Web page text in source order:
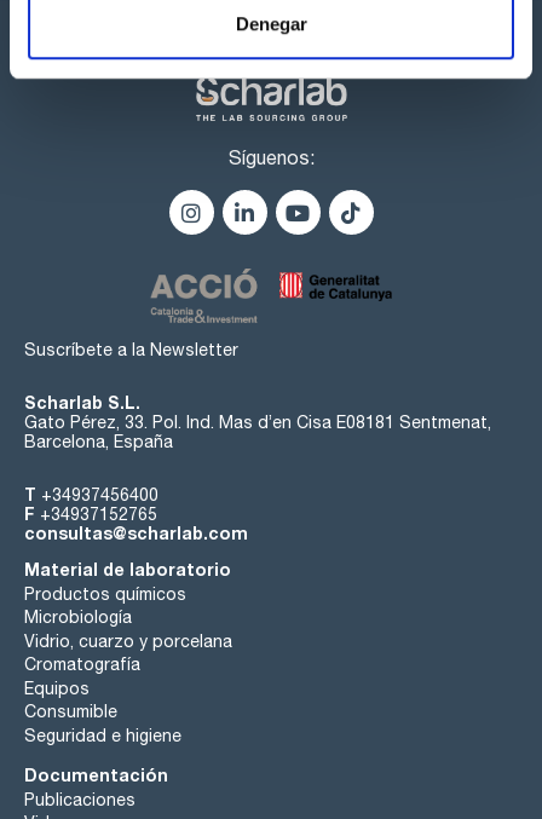
Denegar
Síguenos:
Suscríbete a la Newsletter
Scharlab S.L.
Gato Pérez, 33. Pol. Ind. Mas d’en Cisa E08181 Sentmenat,
Barcelona, España
T +34937456400
F +34937152765
consultas@scharlab.com
Material de laboratorio
Productos químicos
Microbiología
Vidrio, cuarzo y porcelana
Cromatografía
Equipos
Consumible
Seguridad e higiene
Documentación
Publicaciones